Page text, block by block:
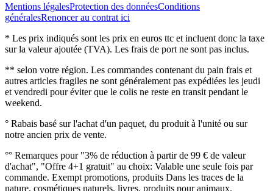
Mentions légalesProtection des donnéesConditions
généralesRenoncer au contrat ici
* Les prix indiqués sont les prix en euros ttc et incluent donc la taxe
sur la valeur ajoutée (TVA). Les frais de port ne sont pas inclus.
** selon votre région. Les commandes contenant du pain frais et
autres articles fragiles ne sont généralement pas expédiées les jeudi
et vendredi pour éviter que le colis ne reste en transit pendant le
weekend.
° Rabais basé sur l'achat d'un paquet, du produit à l'unité ou sur
notre ancien prix de vente.
°° Remarques pour "3% de réduction à partir de 99 € de valeur
d'achat", "Offre 4+1 gratuit" au choix: Valable une seule fois par
commande. Exempt promotions, produits Dans les traces de la
nature, cosmétiques naturels, livres, produits pour animaux.